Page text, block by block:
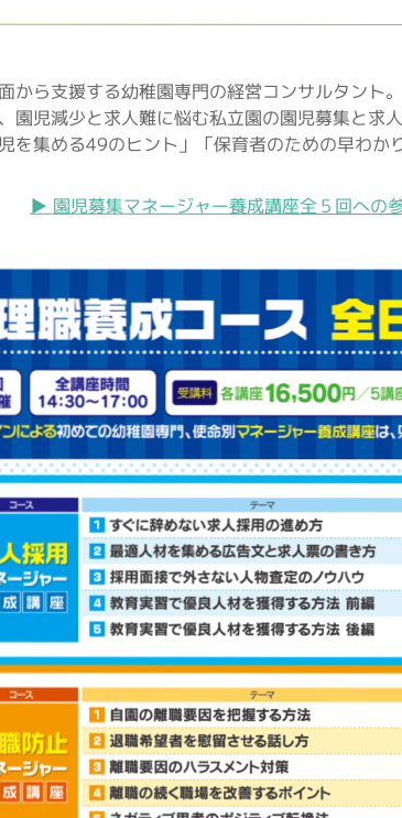
から支援する幼稚園専門の経営コンサルタン
園児減少と求人難に悩む私立園の園児募集と
を集める49のヒント」「保育者のための早わ
▶︎ 園児募集マネージャー養成講座全５回への